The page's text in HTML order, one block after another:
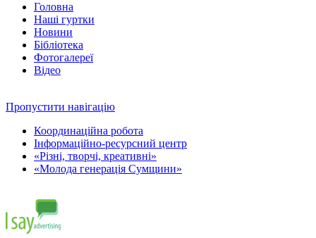
Головна
Наші гуртки
Новини
Бібліотека
Фотогалереї
Відео
Пропустити навігацію
Координаційна робота
Інформаційно-ресурсний центр
«Різні, творчі, креативні»
«Молода генерація Сумщини»